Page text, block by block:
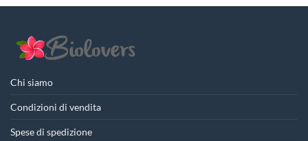
Chi siamo
Condizioni di vendita
Spese di spedizione